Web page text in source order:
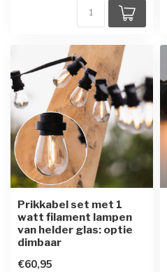
Prikkabel set met 1
watt filament lampen
van helder glas: optie
dimbaar
€60,95